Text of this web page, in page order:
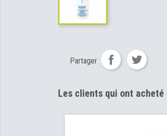
Partager
Les clients qui ont